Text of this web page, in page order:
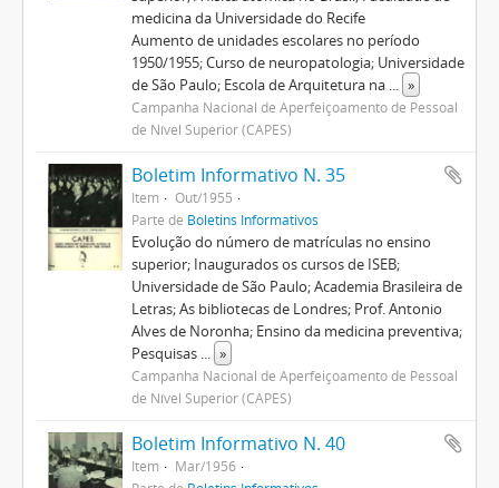
medicina da Universidade do Recife
Aumento de unidades escolares no período
1950/1955; Curso de neuropatologia; Universidade
de São Paulo; Escola de Arquitetura na ... »
Campanha Nacional de Aperfeiçoamento de Pessoal
de Nível Superior (CAPES)
Boletim Informativo N. 35
Item
Out/1955
Parte de Boletins Informativos
Evolução do número de matrículas no ensino
superior; Inaugurados os cursos de ISEB;
Universidade de São Paulo; Academia Brasileira de
Letras; As bibliotecas de Londres; Prof. Antonio
Alves de Noronha; Ensino da medicina preventiva;
Pesquisas ... »
Campanha Nacional de Aperfeiçoamento de Pessoal
de Nível Superior (CAPES)
Boletim Informativo N. 40
Item
Mar/1956